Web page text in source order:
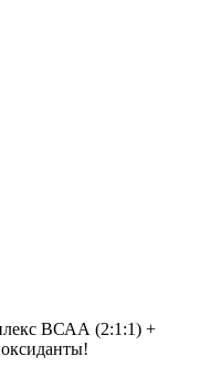
ВСАА (2:1:1) +